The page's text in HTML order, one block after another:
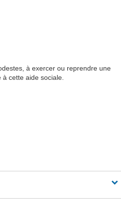
à exercer ou reprendre une
cette aide sociale.